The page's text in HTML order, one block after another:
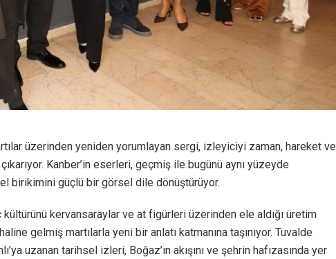
üzerinden yeniden yorumlayan sergi, izleyiciyi zaman, hareket ve
Kanber’in eserleri, geçmiş ile bugünü aynı yüzeyde
birikimini güçlü bir görsel dile dönüştürüyor.
kültürünü kervansaraylar ve at figürleri üzerinden ele aldığı üretim
gelmiş martılarla yeni bir anlatı katmanına taşınıyor. Tuvalde
uzanan tarihsel izleri, Boğaz’ın akışını ve şehrin hafızasında yer